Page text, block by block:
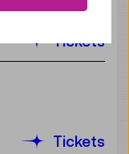
Tickets
Tickets